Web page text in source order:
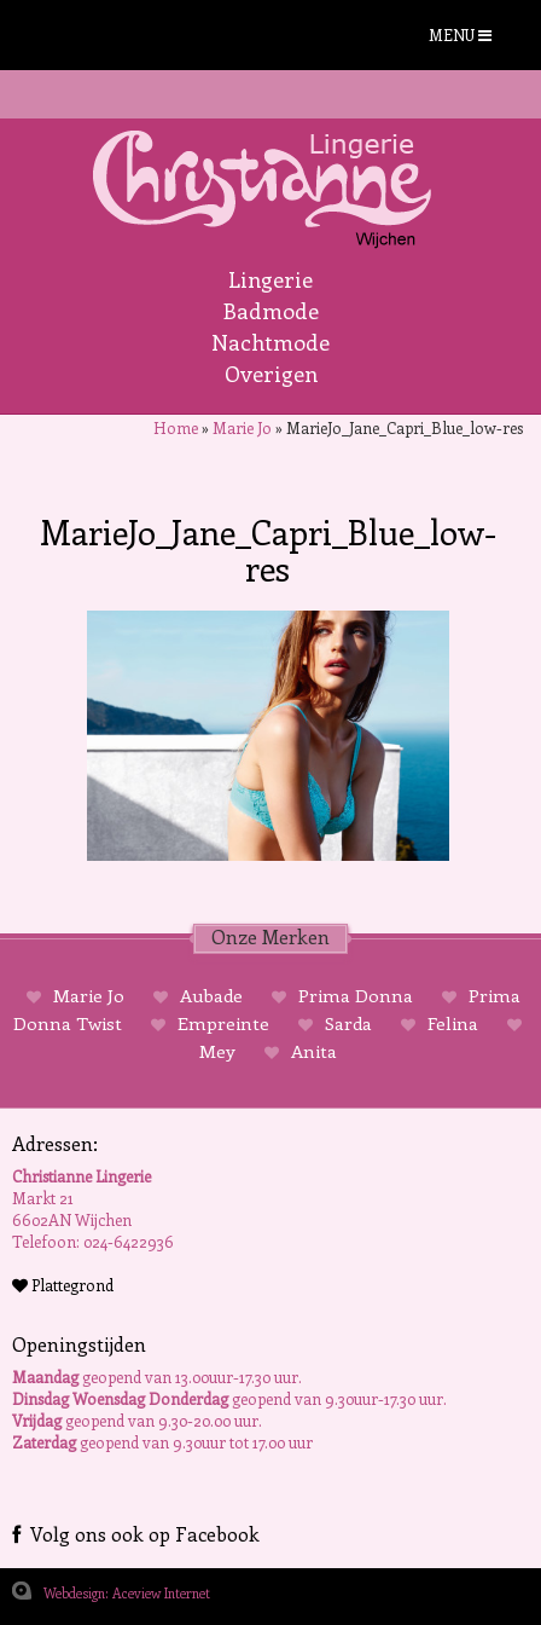
MENU
Lingerie
Badmode
Nachtmode
Overigen
Home» Marie Jo » MarieJo_Jane_Capri_Blue_low-res
MarieJo_Jane_Capri_Blue_low-
res
Onze Merken
Marie Jo Aubade Prima Donna
Prima
Donna Twist
Empreinte Sarda
Felina
Mey
Anita
Adressen:
Christianne Lingerie
Markt 21
6602AN Wijchen
Telefoon: 024-6422936
Plattegrond
Openingstijden
Maandaggeopend van 13.00uur-17.30 uur.
Dinsdag Woensdag Donderdaggeopend van 9.30uur-17.30 uur.
Vrijdaggeopend van 9.30-20.00 uur.
Zaterdaggeopend van 9.30uur tot 17.00 uur
Volg ons ook op Facebook
Webdesign: Aceview Internet